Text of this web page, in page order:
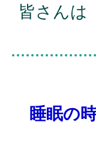
皆さんは
睡眠の